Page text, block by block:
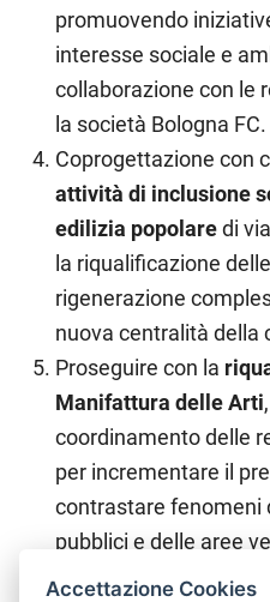
promuovendo
interesse sociale e
collaborazione con le
la società Bologna FC.
Coprogettazione con
attività di inclusione
edilizia popolaredi
la riqualificazione
rigenerazione
nuova centralità della
Proseguire con la
Manifattura delle Arti
coordinamento delle
per incrementare il
contrastare fenomeni
pubblici e delle aree
e Pincherle. Con la
Accettazione Cookies